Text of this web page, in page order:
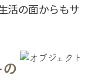
活の面からもサ